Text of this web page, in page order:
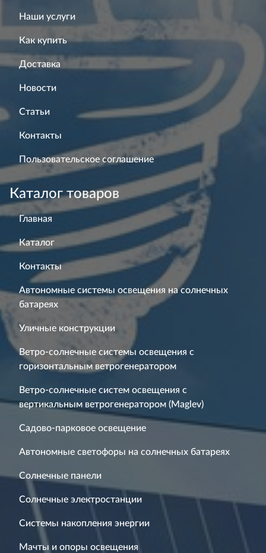
Наши услуги
Как купить
Доставка
Новости
Статьи
Контакты
Пользовательское соглашение
Каталог товаров
Главная
Каталог
Контакты
Автономные системы освещения на солнечных
батареях
Уличные конструкции
Ветро-солнечные системы освещения с
горизонтальным ветрогенератором
Ветро-солнечные систем освещения с
вертикальным ветрогенератором (Maglev)
Садово-парковое освещение
Автономные светофоры на солнечных батареях
Солнечные панели
Солнечные электростанции
Системы накопления энергии
Мачты и опоры освещения